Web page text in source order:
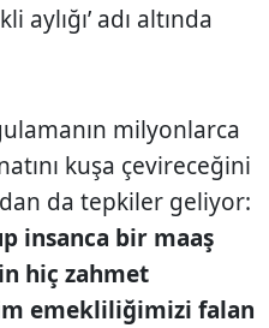
aylığı’ adı altında
milyonlarca
kuşa çevireceğini
da tepkiler geliyor:
insanca bir maaş
hiç zahmet
emekliliğimizi falan